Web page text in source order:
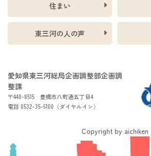
住まい
東三河の人の声
愛知県東三河総局企画調整部企画調
整課
〒440-8515 豊橋市八町通五丁目4
電話 0532-35-6100（ダイヤルイン）
Copyright by aichiken